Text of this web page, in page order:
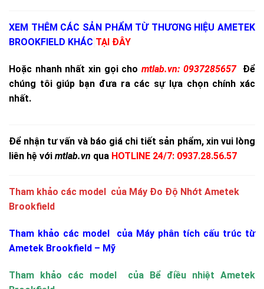
XEM THÊM CÁC SẢN PHẨM TỪ THƯƠNG HIỆU AMETEK
BROOKFIELD KHÁC TẠI ĐÂY
Hoặc nhanh nhất xin gọi cho mtlab.vn: 0937285657 Để
chúng tôi giúp bạn đưa ra các sự lựa chọn chính xác
nhất.
Để nhận tư vấn và báo giá chi tiết sản phẩm, xin vui lòng
liên hệ với mtlab.vn qua HOTLINE 24/7: 0937.28.56.57
Tham khảo các model của Máy Đo Độ Nhớt Ametek
Brookfield
Tham khảo các model của Máy phân tích cấu trúc từ
Ametek Brookfield – Mỹ
Tham khảo các model của Bể điều nhiệt Ametek